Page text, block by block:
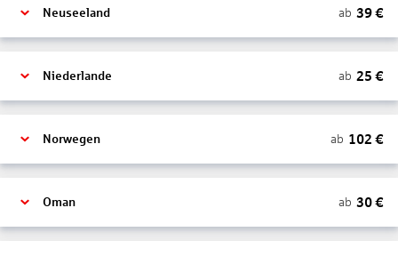
Neuseeland ab 39€
Niederlande ab 25 €
Norwegen ab 102 €
Oman ab 30€